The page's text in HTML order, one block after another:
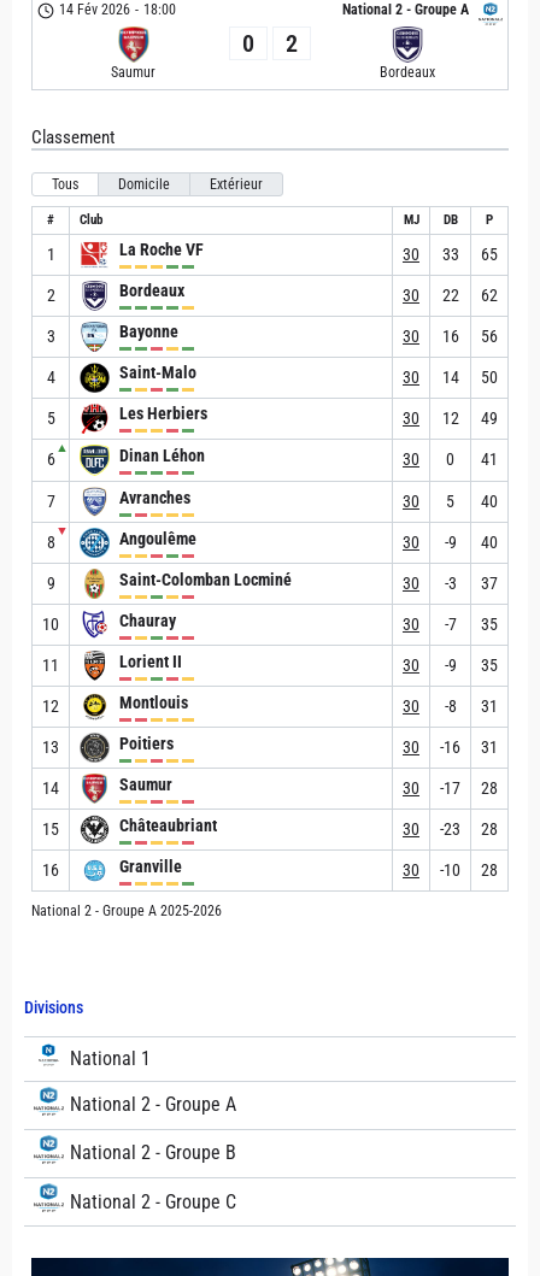
Divisions
National 1
National 2 - Groupe A
National 2 - Groupe B
National 2 - Groupe C
National 2 - Groupe A
14 Fév 2026 - 18:00
Saumur
0 2
Bordeaux
Classement
Tous Domicile Extérieur
# Club MJ DB P
1 La Roche VF 30 33 65
2 Bordeaux 30 22 62
3 Bayonne 30 16 56
4 Saint-Malo 30 14 50
5 Les Herbiers 30 12 49
6
▲ Dinan Léhon 30 0 41
7 Avranches 30 5 40
8
▼ Angoulême 30 -9 40
9 Saint-Colomban Locminé 30 -3 37
10 Chauray 30 -7 35
11 Lorient II 30 -9 35
12 Montlouis 30 -8 31
13 Poitiers 30 -16 31
14 Saumur 30 -17 28
15 Châteaubriant 30 -23 28
16 Granville 30 -10 28
National 2 - Groupe A 2025-2026